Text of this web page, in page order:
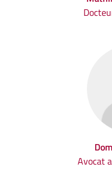
Avocat